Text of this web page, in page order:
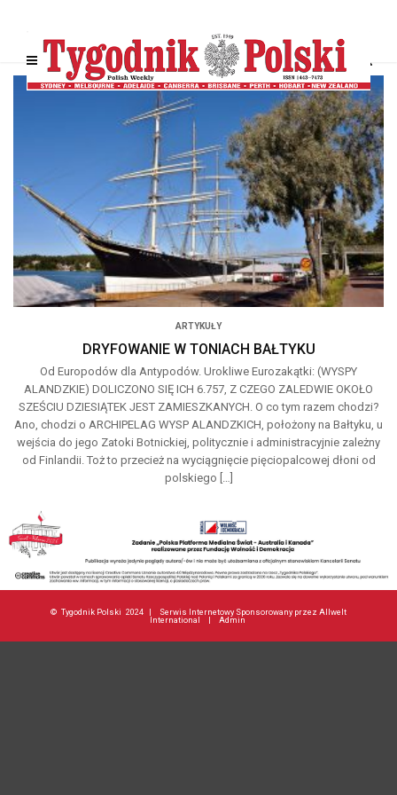
ARTYKUŁY
DRYFOWANIE W TONIACH BAŁTYKU
Od Europodów dla Antypodów. Urokliwe Eurozakątki: (WYSPY
ALANDZKIE) DOLICZONO SIĘ ICH 6.757, Z CZEGO ZALEDWIE OKOŁO
SZEŚCIU DZIESIĄTEK JEST ZAMIESZKANYCH. O co tym razem chodzi?
Ano, chodzi o ARCHIPELAG WYSP ALANDZKICH, położony na Bałtyku, u
wejścia do jego Zatoki Botnickiej, politycznie i administracyjnie zależny
od Finlandii. Toż to przecież na wyciągnięcie pięciopalcowej dłoni od
polskiego […]
© Tygodnik Polski 2024 |
Serwis Internetowy Sponsorowany przez Allwelt
International
| Admin